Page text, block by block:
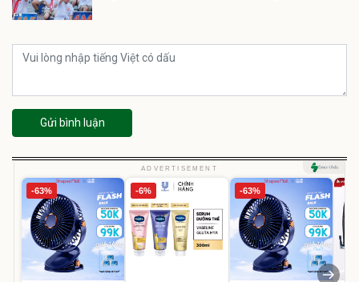
Gửi bình luận
ADVERTISEMENT
-63% -6% -63%